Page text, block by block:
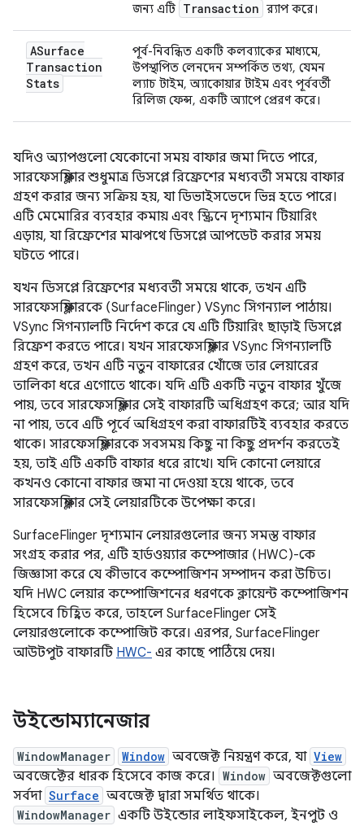
জন্য এটি Transaction র‍্যাপ করে।
ASurface
Transaction
Stats
পূর্ব-নিবন্ধিত একটি কলব্যাকের মাধ্যমে,
উপস্থাপিত লেনদেন সম্পর্কিত তথ্য, যেমন
ল্যাচ টাইম, অ্যাকোয়ার টাইম এবং পূর্ববর্তী
রিলিজ ফেন্স, একটি অ্যাপে প্রেরণ করে।
যদিও অ্যাপগুলো যেকোনো সময় বাফার জমা দিতে পারে,
সারফেসফ্লিঙ্গার শুধুমাত্র ডিসপ্লে রিফ্রেশের মধ্যবর্তী সময়ে বাফার
গ্রহণ করার জন্য সক্রিয় হয়, যা ডিভাইসভেদে ভিন্ন হতে পারে।
এটি মেমোরির ব্যবহার কমায় এবং স্ক্রিনে দৃশ্যমান টিয়ারিং
এড়ায়, যা রিফ্রেশের মাঝপথে ডিসপ্লে আপডেট করার সময়
ঘটতে পারে।
যখন ডিসপ্লে রিফ্রেশের মধ্যবর্তী সময়ে থাকে, তখন এটি
সারফেসফ্লিঙ্গারকে (SurfaceFlinger) VSync সিগন্যাল পাঠায়।
VSync সিগন্যালটি নির্দেশ করে যে এটি টিয়ারিং ছাড়াই ডিসপ্লে
রিফ্রেশ করতে পারে। যখন সারফেসফ্লিঙ্গার VSync সিগন্যালটি
গ্রহণ করে, তখন এটি নতুন বাফারের খোঁজে তার লেয়ারের
তালিকা ধরে এগোতে থাকে। যদি এটি একটি নতুন বাফার খুঁজে
পায়, তবে সারফেসফ্লিঙ্গার সেই বাফারটি অধিগ্রহণ করে; আর যদি
না পায়, তবে এটি পূর্বে অধিগ্রহণ করা বাফারটিই ব্যবহার করতে
থাকে। সারফেসফ্লিঙ্গারকে সবসময় কিছু না কিছু প্রদর্শন করতেই
হয়, তাই এটি একটি বাফার ধরে রাখে। যদি কোনো লেয়ারে
কখনও কোনো বাফার জমা না দেওয়া হয়ে থাকে, তবে
সারফেসফ্লিঙ্গার সেই লেয়ারটিকে উপেক্ষা করে।
SurfaceFlinger দৃশ্যমান লেয়ারগুলোর জন্য সমস্ত বাফার
সংগ্রহ করার পর, এটি হার্ডওয়্যার কম্পোজার (HWC)-কে
জিজ্ঞাসা করে যে কীভাবে কম্পোজিশন সম্পাদন করা উচিত।
যদি HWC লেয়ার কম্পোজিশনের ধরণকে ক্লায়েন্ট কম্পোজিশন
হিসেবে চিহ্নিত করে, তাহলে SurfaceFlinger সেই
লেয়ারগুলোকে কম্পোজিট করে। এরপর, SurfaceFlinger
আউটপুট বাফারটি HWC- এর কাছে পাঠিয়ে দেয়।
উইন্ডোম্যানেজার
WindowManager Window অবজেক্ট নিয়ন্ত্রণ করে, যা View
অবজেক্টের ধারক হিসেবে কাজ করে। Window অবজেক্টগুলো
সর্বদা Surface অবজেক্ট দ্বারা সমর্থিত থাকে।
WindowManager একটি উইন্ডোর লাইফসাইকেল, ইনপুট ও